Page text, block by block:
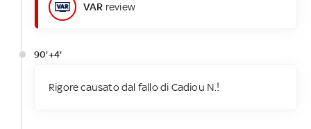
VAR review
90'+4'
Rigore causato dal fallo di Cadiou N.!